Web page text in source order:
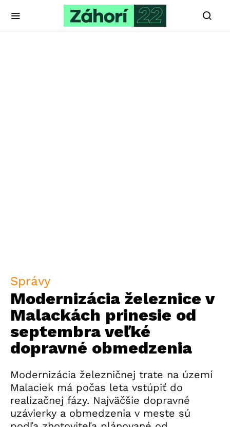
Správy
Modernizácia železnice v
Malackách prinesie od
septembra veľké
dopravné obmedzenia
Modernizácia železničnej trate na území
Malaciek má počas leta vstúpiť do
realizačnej fázy. Najväčšie dopravné
uzávierky a obmedzenia v meste sú